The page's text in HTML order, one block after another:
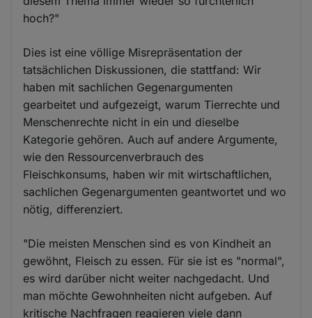
hoch?"
Dies ist eine völlige Misrepräsentation der
tatsächlichen Diskussionen, die stattfand: Wir
haben mit sachlichen Gegenargumenten
gearbeitet und aufgezeigt, warum Tierrechte und
Menschenrechte nicht in ein und dieselbe
Kategorie gehören. Auch auf andere Argumente,
wie den Ressourcenverbrauch des
Fleischkonsums, haben wir mit wirtschaftlichen,
sachlichen Gegenargumenten geantwortet und wo
nötig, differenziert.
"Die meisten Menschen sind es von Kindheit an
gewöhnt, Fleisch zu essen. Für sie ist es "normal",
es wird darüber nicht weiter nachgedacht. Und
man möchte Gewohnheiten nicht aufgeben. Auf
kritische Nachfragen reagieren viele dann